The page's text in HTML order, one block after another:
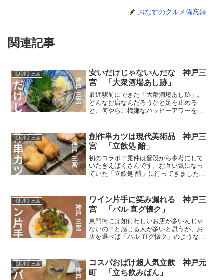
おなすのグルメ備忘録
関連記事
【兵庫】三宮
安いだけじゃないんだな 神戸三
宮 「大衆酒場あし跡」
最近駅前にできた「大衆酒場あし跡」。
どんなお店なんだろうかと足を止める
と、何やらご機嫌なハッピーアワーをや
う軽い気持ちで入店。すると料理もそこ
そこイケるじゃねぇか。
【兵庫】三宮
創作串カツは現代美術品 神戸三
宮 「立飲処 醅」
初のコラボ？案件は普段から参考にして
いたきえぱくさんです。お互い気になっ
ていた「立飲処 醅」に行ってきました。
囲気で居心地よし。そこで食べる創作串
カツはまさに絶品。最高
【兵庫】三宮
ワイン片手に笑み漏れる 神戸三
宮 「バル 直グ懐ク」
東門街には如何わしいお店が多いんじゃ
ないの？と感じる人が多いと思うが、お
店を選べば「バル 直グ懐ク」のようなふ
だわりのアテが楽しめる超優良店。きっ
とあなたも懐クはず。
【兵庫】三宮
コスパおばけ超人気立飲 神戸元
町 「立ち飲みばん」